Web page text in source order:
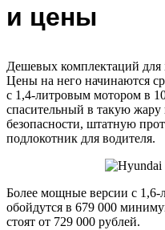
и цены
Дешевых комплектаций для
Цены на него начинаются
с 1,4-литровым мотором в
спасительный в такую
безопасности, штатную
подлокотник для водителя.
Более мощные версии с 1,6-
обойдутся в 679 000
стоят от 729 000 рублей.